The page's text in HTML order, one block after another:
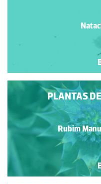
PLANTAS
Rubim